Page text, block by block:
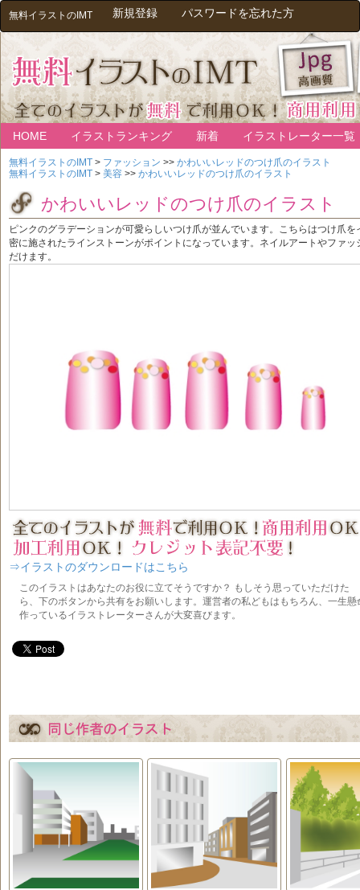
無料イラストのIMT 新規登録 パスワードを忘れた方
HOME イラストランキング 新着 イラストレーター一覧
無料イラストのIMT > ファッション >> かわいいレッドのつけ爪のイラスト
無料イラストのIMT > 美容 >> かわいいレッドのつけ爪のイラスト
かわいいレッドのつけ爪のイラスト
ピンクのグラデーションが可愛らしいつけ爪が並んでいます。こちらはつけ爪
密に施されたラインストーンがポイントになっています。ネイルアートやファ
だけます。
⇒イラストのダウンロードはこちら